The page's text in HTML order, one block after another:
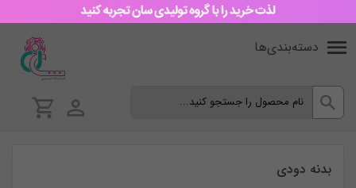
دسته‌بندی‌ها
بدنه دودی